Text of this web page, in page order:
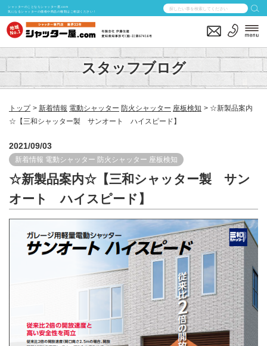
シャッターのことならシャッター屋.com
気になるシャッターの価格や商品の種類はご相談ください！
スタッフブログ
トップ 新着情報 電動シャッター 防火シャッター 座板検知
☆新製品案内
☆【三和シャッター製 サンオート ハイスピード】
2021/09/03
新着情報 電動シャッター 防火シャッター 座板検知
☆新製品案内☆【三和シャッター製 サン
オート ハイスピード】